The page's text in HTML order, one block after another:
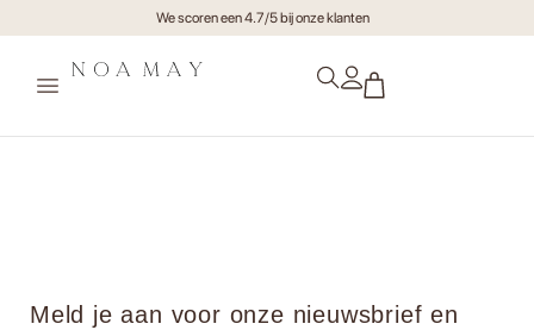
We scoren een 4.7/5 bij onze klanten
Meld je aan voor onze nieuwsbrief en